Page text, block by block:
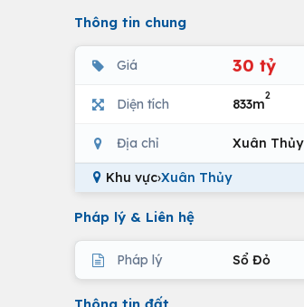
Thông tin chung
Giá 30 tỷ
Diện tích 833m
2
Địa chỉ Xuân Thủy
Khu vực›Xuân Thủy
Pháp lý & Liên hệ
Pháp lý Sổ Đỏ